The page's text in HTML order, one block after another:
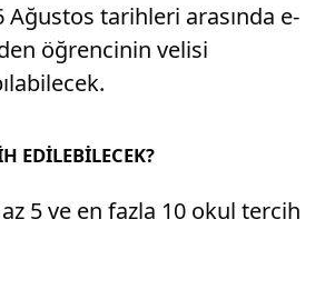
Ağustos tarihleri arasında e-
öğrencinin velisi
EDİLEBİLECEK?
5 ve en fazla 10 okul tercih